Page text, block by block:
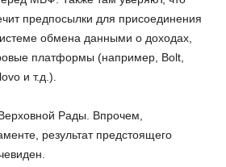
предпосылки для присоединения
обмена данными о доходах,
платформы (например, Bolt,
и т.д.).
Рады. Впрочем,
результат предстоящего